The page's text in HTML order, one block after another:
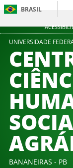
BRASIL
UNIVERSIDADE
BANANEIRAS - PB